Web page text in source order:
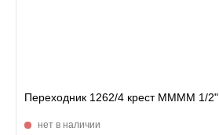
Переходник 1262/4 крест MMMM 1/2"
нет в наличии